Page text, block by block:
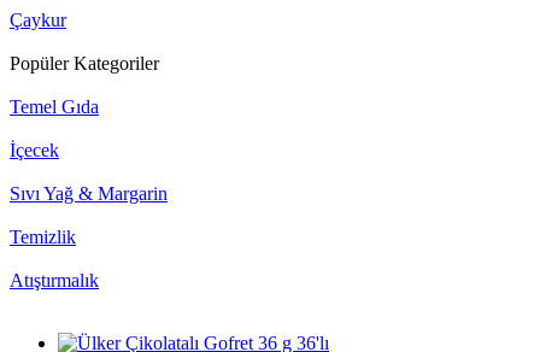
Çaykur
Popüler Kategoriler
Temel Gıda
İçecek
Sıvı Yağ & Margarin
Temizlik
Atıştırmalık